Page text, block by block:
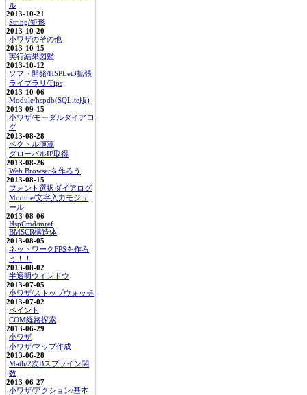
ル
2013-10-21
String/矩形
2013-10-20
小ワザのその他
2013-10-15
実行結果図鑑
2013-10-12
ソフト開発/HSPLet3拡張
ライブラリ/Tips
2013-10-06
Module/hspdb(SQLite版)
2013-09-15
小ワザ/モーダルダイアロ
グ
2013-08-28
ベクトル演算
グローバルIP取得
2013-08-26
Web Browserを作ろう
2013-08-15
フォント選択ダイアログ
Module/文字入力モジュ
ール
2013-08-06
HspCmd/mref
BMSCR構造体
2013-08-05
ネットワークFPSを作ろ
う！！
2013-08-02
半透明ウインドウ
2013-07-05
小ワザ/ストップウォッチ
2013-07-02
ペイント
COM経路探索
2013-06-29
小ワザ
小ワザ/マップ作成
2013-06-28
Math/2次Bスプライン関
数
2013-06-27
小ワザ/アクション/基本